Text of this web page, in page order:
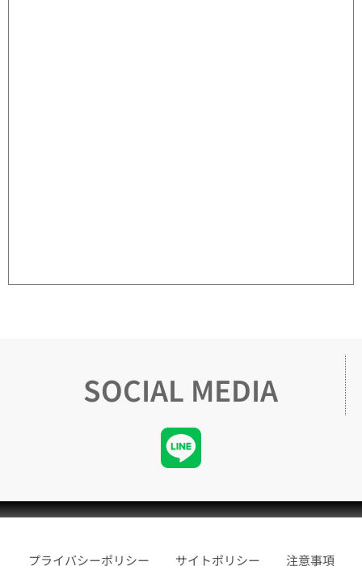
SOCIAL MEDIA
プライバシーポリシー サイトポリシー 注意事項